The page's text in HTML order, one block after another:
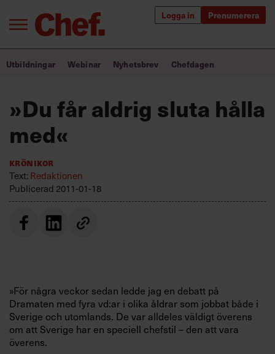
Logga in Prenumerera
Annonsera
Villkor och policy för
personuppgiftsbehandling
Sök
efter:
Bra ledare förändrar världen
Innehåll från Chef
Utbildning för ledare
Chefakademin+
Populära utbildningar
Utbildningar Webinar Nyhetsbrev Chefdagen
»Du får aldrig sluta hålla
med«
Krönikor
Text:Redaktionen
Publicerad 2011-01-18
»För några veckor sedan ledde jag en debatt på
Dramaten med fyra vd:ar i olika åldrar som jobbat både i
Sverige och utomlands. De var alldeles väldigt överens
om att Sverige har en speciell chefstil – den att vara
överens.